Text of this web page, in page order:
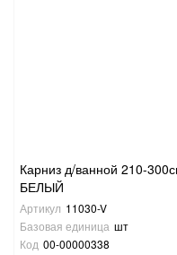
Карниз д/ванной 210-
БЕЛЫЙ
Артикул 11030-V
Базовая единица шт
Код 00-00000338